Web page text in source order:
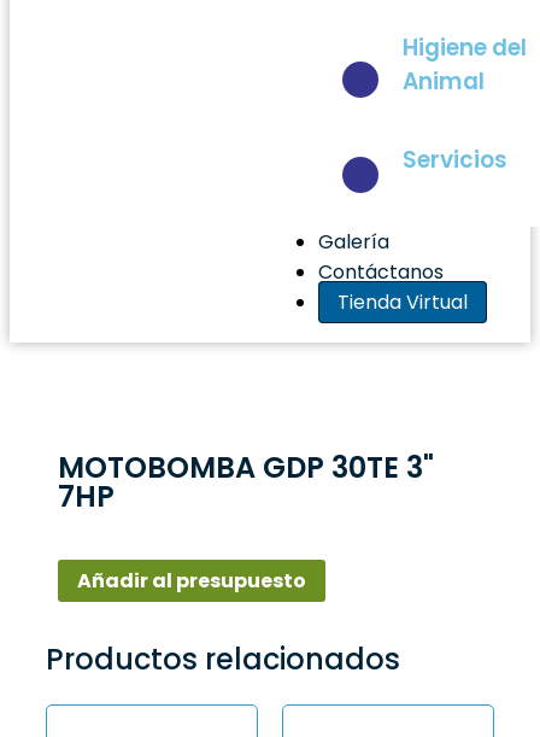
Higiene del
Animal
Servicios
Galería
Contáctanos
Tienda Virtual
MOTOBOMBA GDP 30TE 3"
7HP
Añadir al presupuesto
Productos relacionados